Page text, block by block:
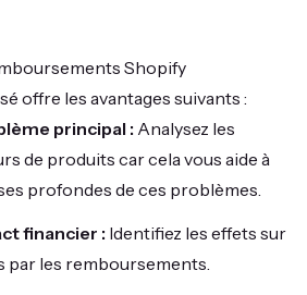
Shopify
offre les avantages suivants :
principal : Analysez les
de produits car cela vous aide à
profondes de ces problèmes.
financier : Identifiez les effets sur
par les remboursements.